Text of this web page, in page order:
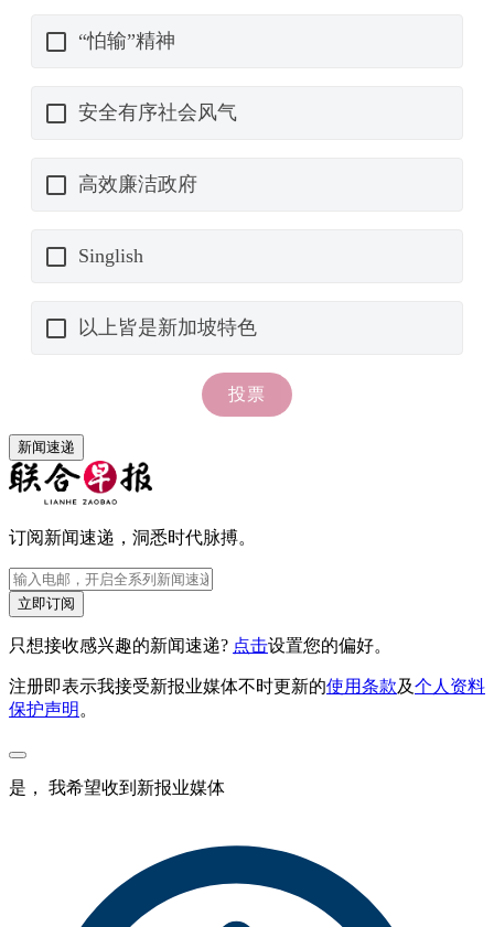
新闻速递
订阅新闻速递，洞悉时代脉搏。
立即订阅
只想接收感兴趣的新闻速递? 点击设置您的偏好。
注册即表示我接受新报业媒体不时更新的使用条款及个人资料
保护声明。
是， 我希望收到新报业媒体